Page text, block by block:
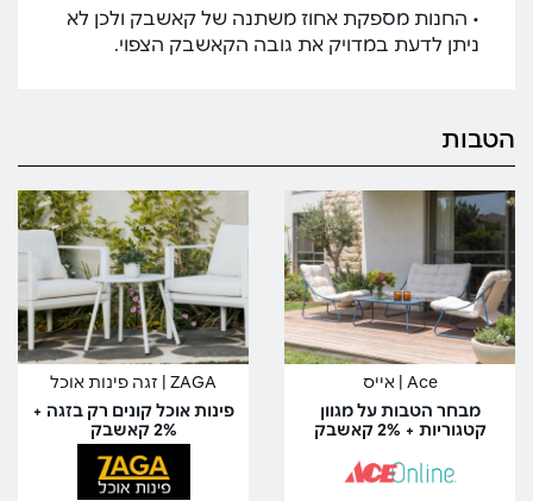
• החנות מספקת אחוז משתנה של קאשבק ולכן לא
ניתן לדעת במדויק את גובה הקאשבק הצפוי.
הטבות
Ace | אייס
מבחר הטבות על מגוון
קטגוריות + 2% קאשבק
ZAGA | זגה פינות אוכל
פינות אוכל קונים רק בזגה +
2% קאשבק